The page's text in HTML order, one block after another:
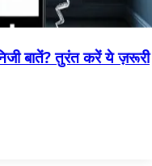
बातें? तुरंत करें ये ज़रूरी